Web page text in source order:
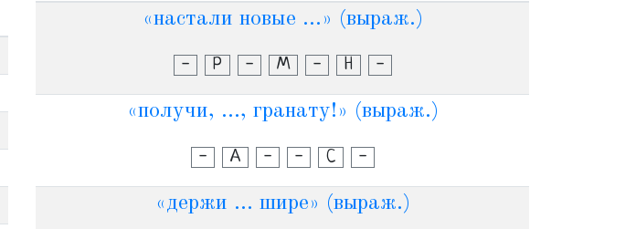
«настали новые ...» (выраж.)
- Р - М - Н -
«получи, ..., гранату!» (выраж.)
- А - - С -
«держи ... шире» (выраж.)